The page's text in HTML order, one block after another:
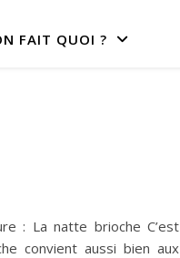
FAIT QUOI ?
: La natte brioche C’est
convient aussi bien aux